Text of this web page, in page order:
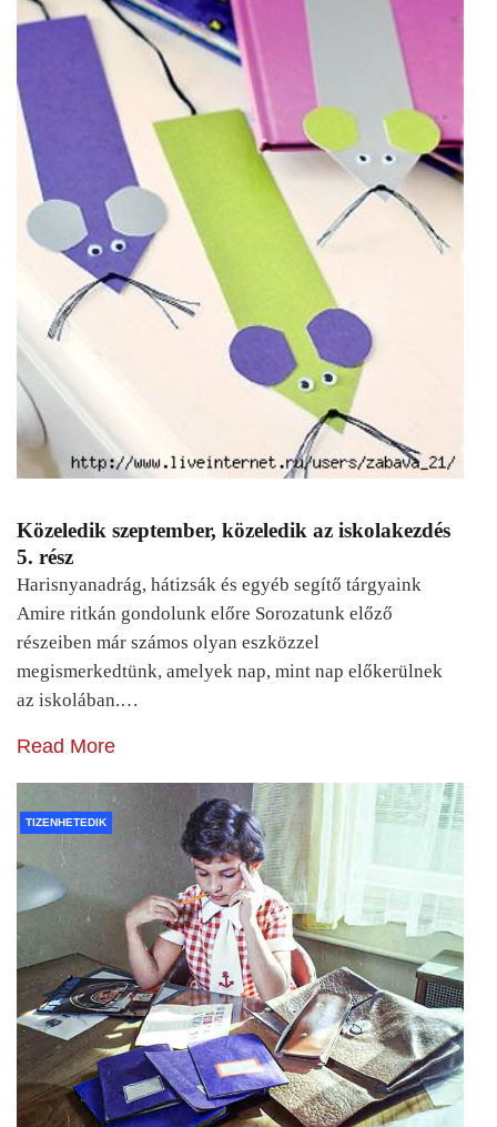
Közeledik szeptember, közeledik az iskolakezdés
5. rész
Harisnyanadrág, hátizsák és egyéb segítő tárgyaink
Amire ritkán gondolunk előre Sorozatunk előző
részeiben már számos olyan eszközzel
megismerkedtünk, amelyek nap, mint nap előkerülnek
az iskolában.…
Read More
TIZENHETEDIK